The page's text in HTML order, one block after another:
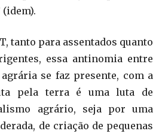
tanto para assentados quanto
essa antinomia entre
se faz presente, com a
pela terra é uma luta de
agrário, seja por uma
de criação de pequenas